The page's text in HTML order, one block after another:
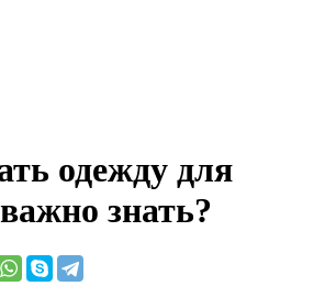
одежду для
знать?